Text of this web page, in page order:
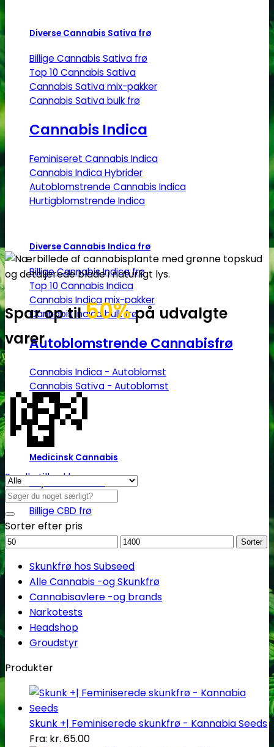
Diverse Cannabis Sativa frø
Billige Cannabis Sativa frø
Top 10 Cannabis Sativa
Cannabis Sativa mix-pakker
Cannabis Sativa bulk frø
Cannabis Indica
Feminiseret Cannabis Indica
Cannabis Indica Hybrider
Autoblomstrende Cannabis Indica
Hurtigblomstrende Indica
Diverse Cannabis Indica frø
Billige Cannabis Indica frø
Top 10 Cannabis Indica
Cannabis Indica mix-pakker
Cannabis Indica bulk frø
Autoblomstrende Cannabisfrø
Cannabis Indica - Autoblomst
Cannabis Sativa - Autoblomst
Medicinsk Cannabis
Højt THC indhold
Billige CBD frø
Spar op til50%på udvalgte
varer
💸
Se alle tilbud her
Søg
efter:
Sorter efter pris
Mindstepris
Maks.
Sorter
Skunkfrø hos Subseed
Alle Cannabis -og Skunkfrø
Cannabisavlere -og brands
Narkotests
Headshop
Groudstyr
Produkter
Skunk +| Feminiserede skunkfrø - Kannabia Seeds
Fra: kr. 65.00